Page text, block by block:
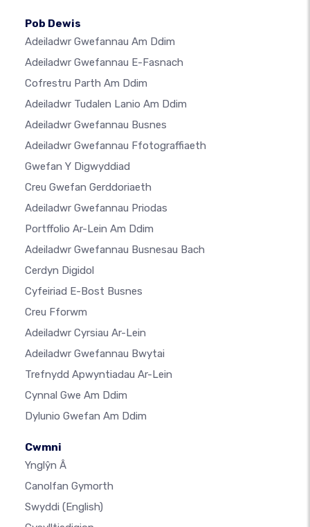
Pob Dewis
Adeiladwr Gwefannau Am Ddim
Adeiladwr Gwefannau E-Fasnach
Cofrestru Parth Am Ddim
Adeiladwr Tudalen Lanio Am Ddim
Adeiladwr Gwefannau Busnes
Adeiladwr Gwefannau Ffotograffiaeth
Gwefan Y Digwyddiad
Creu Gwefan Gerddoriaeth
Adeiladwr Gwefannau Priodas
Portffolio Ar-Lein Am Ddim
Adeiladwr Gwefannau Busnesau Bach
Cerdyn Digidol
Cyfeiriad E-Bost Busnes
Creu Fforwm
Adeiladwr Cyrsiau Ar-Lein
Adeiladwr Gwefannau Bwytai
Trefnydd Apwyntiadau Ar-Lein
Cynnal Gwe Am Ddim
Dylunio Gwefan Am Ddim
Cwmni
Ynglŷn Â
Canolfan Gymorth
Swyddi (English)